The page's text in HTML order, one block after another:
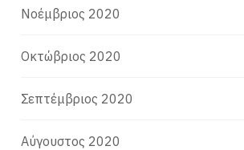
Νοέμβριος 2020
Οκτώβριος 2020
Σεπτέμβριος 2020
Αύγουστος 2020